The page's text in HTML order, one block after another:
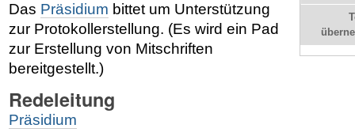
Das Präsidium bittet um Unterstützung
zur Protokollerstellung. (Es wird ein Pad
zur Erstellung von Mitschriften
bereitgestellt.)
Redeleitung
Präsidium